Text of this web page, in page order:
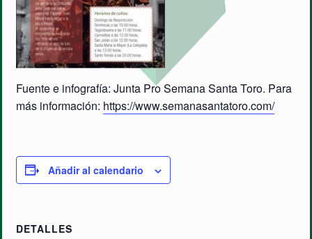
Fuente e infografía: Junta Pro Semana Santa Toro. Para
más información: https://www.semanasantatoro.com/
Añadir al calendario
DETALLES